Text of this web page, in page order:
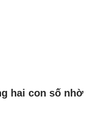
hai con số nhờ